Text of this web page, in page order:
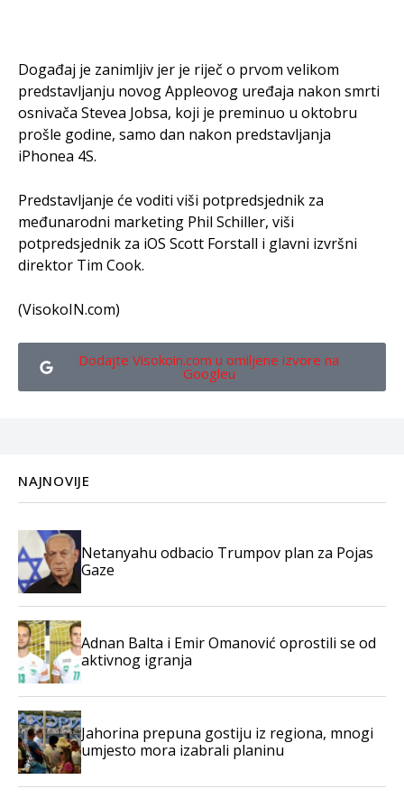
Događaj je zanimljiv jer je riječ o prvom velikom
predstavljanju novog Appleovog uređaja nakon smrti
osnivača Stevea Jobsa, koji je preminuo u oktobru
prošle godine, samo dan nakon predstavljanja
iPhonea 4S.
Predstavljanje će voditi viši potpredsjednik za
međunarodni marketing Phil Schiller, viši
potpredsjednik za iOS Scott Forstall i glavni izvršni
direktor Tim Cook.
(VisokoIN.com)
Dodajte Visokoin.com u omiljene izvore na
Googleu
NAJNOVIJE
Netanyahu odbacio Trumpov plan za Pojas
Gaze
Adnan Balta i Emir Omanović oprostili se od
aktivnog igranja
Jahorina prepuna gostiju iz regiona, mnogi
umjesto mora izabrali planinu